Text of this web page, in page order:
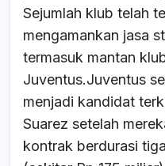
Sejumlah klub telah
mengamankan jasa
termasuk mantan
Juventus.Juventus
menjadi kandidat
Suarez setelah
kontrak berdurasi